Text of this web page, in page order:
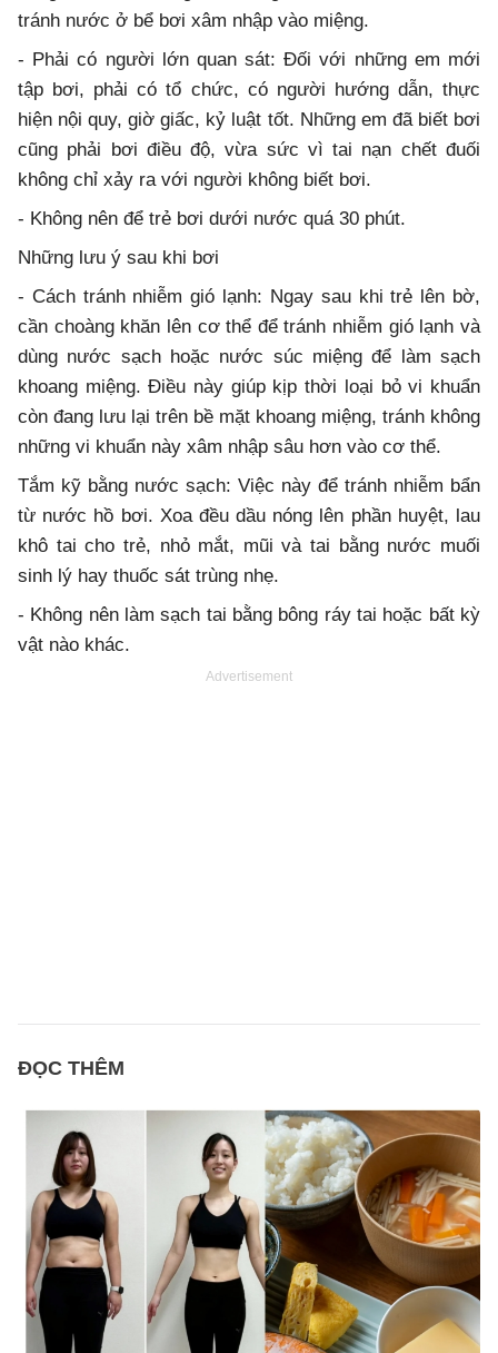
tránh nước ở bể bơi xâm nhập vào miệng.
- Phải có người lớn quan sát: Đối với những em mới
tập bơi, phải có tổ chức, có người hướng dẫn, thực
hiện nội quy, giờ giấc, kỷ luật tốt. Những em đã biết bơi
cũng phải bơi điều độ, vừa sức vì tai nạn chết đuối
không chỉ xảy ra với người không biết bơi.
- Không nên để trẻ bơi dưới nước quá 30 phút.
Những lưu ý sau khi bơi
- Cách tránh nhiễm gió lạnh: Ngay sau khi trẻ lên bờ,
cần choàng khăn lên cơ thể để tránh nhiễm gió lạnh và
dùng nước sạch hoặc nước súc miệng để làm sạch
khoang miệng. Điều này giúp kịp thời loại bỏ vi khuẩn
còn đang lưu lại trên bề mặt khoang miệng, tránh không
những vi khuẩn này xâm nhập sâu hơn vào cơ thể.
Tắm kỹ bằng nước sạch: Việc này để tránh nhiễm bẩn
từ nước hồ bơi. Xoa đều dầu nóng lên phần huyệt, lau
khô tai cho trẻ, nhỏ mắt, mũi và tai bằng nước muối
sinh lý hay thuốc sát trùng nhẹ.
- Không nên làm sạch tai bằng bông ráy tai hoặc bất kỳ
vật nào khác.
Advertisement
ĐỌC THÊM